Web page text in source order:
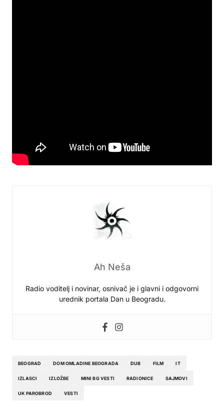
Ah Neša
Radio voditelj i novinar, osnivač je i glavni i odgovorni
urednik portala Dan u Beogradu.
BEOGRAD DOM OMLADINE BEOGRADA DUB FILM IT
IZLASCI IZLOŽBE MINI BG VESTI RADIONICE SAJMOVI
UK PAROBROD VESTI